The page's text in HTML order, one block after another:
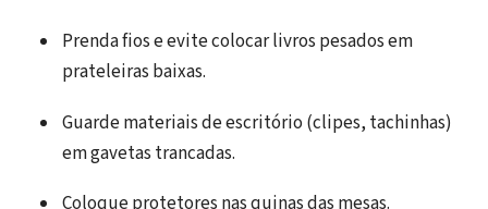
Prenda fios e evite colocar livros pesados em
prateleiras baixas.
Guarde materiais de escritório (clipes, tachinhas)
em gavetas trancadas.